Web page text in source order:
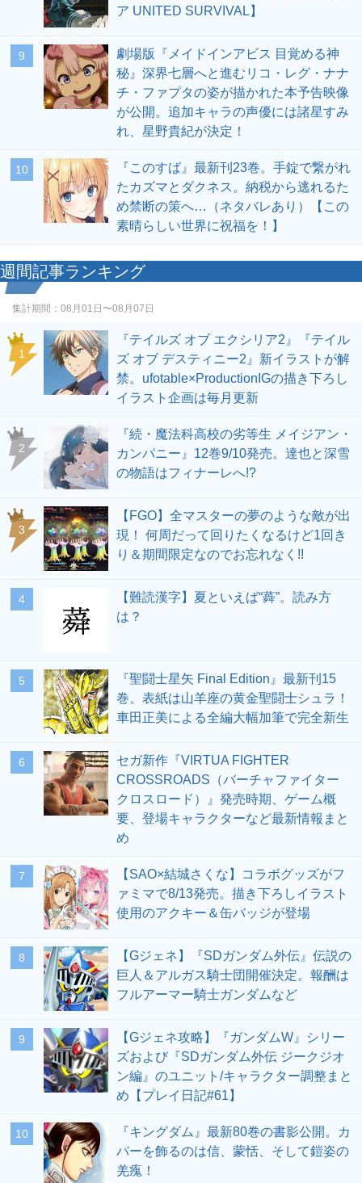
ア UNITED SURVIVAL】
9
劇場版『メイドインアビス 目覚める神
秘』深界七層へと進むリコ・レグ・ナナ
チ・ファプタの姿が描かれた本予告映像
が公開。追加キャラの声優には諸星すみ
れ、星野貴紀が決定！
10
『このすば』最新刊23巻。手錠で繋がれ
たカズマとダクネス。納税から逃れるた
め禁断の策へ…（ネタバレあり）【この
素晴らしい世界に祝福を！】
週間記事ランキング
集計期間： 08月01日〜08月07日
1
『テイルズ オブ エクシリア2』『テイル
ズ オブ デスティニー2』新イラストが解
禁。ufotable×ProductionIGの描き下ろし
イラスト企画は毎月更新
2
『続・魔法科高校の劣等生 メイジアン・
カンパニー』12巻9/10発売。達也と深雪
の物語はフィナーレへ!?
3
【FGO】全マスターの夢のような敵が出
現！ 何周だって回りたくなるけど1回き
り＆期間限定なのでお忘れなく!!
4
【難読漢字】夏といえば“蕣”。読み方
は？
5
『聖闘士星矢 Final Edition』最新刊15
巻。表紙は山羊座の黄金聖闘士シュラ！
車田正美による全編大幅加筆で完全新生
6
セガ新作『VIRTUA FIGHTER
CROSSROADS（バーチャファイター
クロスロード）』発売時期、ゲーム概
要、登場キャラクターなど最新情報まと
め
7
【SAO×結城さくな】コラボグッズがフ
ァミマで8/13発売。描き下ろしイラスト
使用のアクキー＆缶バッジが登場
8
【Gジェネ】『SDガンダム外伝』伝説の
巨人＆アルガス騎士団開催決定。報酬は
フルアーマー騎士ガンダムなど
9
【Gジェネ攻略】『ガンダムW』シリー
ズおよび『SDガンダム外伝 ジークジオ
ン編』のユニット/キャラクター調整まと
め【プレイ日記#61】
10
『キングダム』最新80巻の書影公開。カ
バーを飾るのは信、蒙恬、そして鎧姿の
羌瘣！